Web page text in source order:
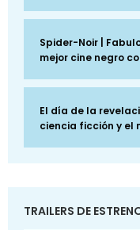
Spider-Noir |
mejor cine negro
El día de la
ciencia ficción y el
TRAILERS DE